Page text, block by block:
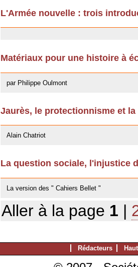
L'Armée nouvelle : trois
Matériaux pour une histoire à
par Philippe Oulmont
Jaurès, le protectionnisme et
Alain Chatriot
La question sociale, l'injustice
La version des " Cahiers Bellet "
Aller à la page 1 |
Rédacteurs